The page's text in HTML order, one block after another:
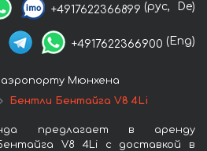
+4917622366899 (рус, De)
+4917622366900 (Eng)
Мюнхена
Бентли Бентайга V8 4Li
предлагает в аренду
V8 4Li с доставкой в